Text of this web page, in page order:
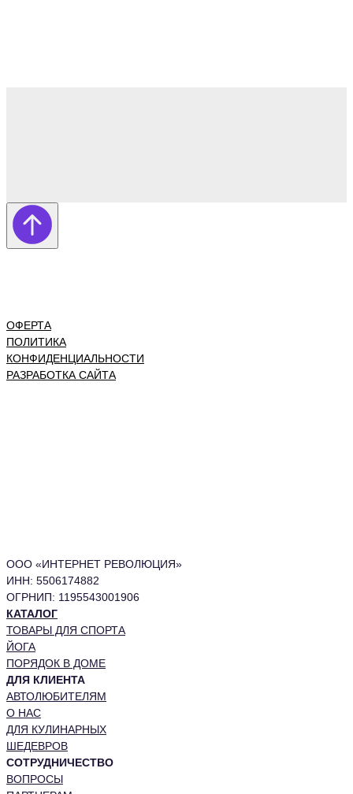
ООО «ИНТЕРНЕТ РЕВОЛЮЦИЯ»
ИНН: 5506174882
ОГРНИП: 1195543001906
КАТАЛОГ
ТОВАРЫ ДЛЯ СПОРТА
ЙОГА
ПОРЯДОК В ДОМЕ
ДЛЯ КЛИЕНТА
АВТОЛЮБИТЕЛЯМ
О НАС
ДЛЯ КУЛИНАРНЫХ
ШЕДЕВРОВ
СОТРУДНИЧЕСТВО
ВОПРОСЫ
ОФЕРТА
ПОЛИТИКА
КОНФИДЕНЦИАЛЬНОСТИ
РАЗРАБОТКА САЙТА